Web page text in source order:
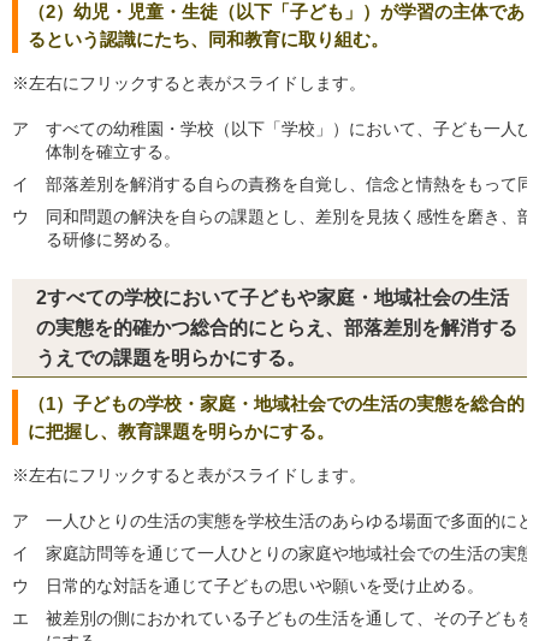
（2）幼児・児童・生徒（以下「子ども」）が学習の主体であ
るという認識にたち、同和教育に取り組む。
※左右にフリックすると表がスライドします。
ア
すべての幼稚園・学校（以下「学校」）において、子ども一人
体制を確立する。
イ
部落差別を解消する自らの責務を自覚し、信念と情熱をもって
ウ
同和問題の解決を自らの課題とし、差別を見抜く感性を磨き、
る研修に努める。
2すべての学校において子どもや家庭・地域社会の生活
の実態を的確かつ総合的にとらえ、部落差別を解消する
うえでの課題を明らかにする。
（1）子どもの学校・家庭・地域社会での生活の実態を総合的
に把握し、教育課題を明らかにする。
※左右にフリックすると表がスライドします。
ア
一人ひとりの生活の実態を学校生活のあらゆる場面で多面的にと
イ
家庭訪問等を通じて一人ひとりの家庭や地域社会での生活の実
ウ
日常的な対話を通じて子どもの思いや願いを受け止める。
エ
被差別の側におかれている子どもの生活を通して、その子ども